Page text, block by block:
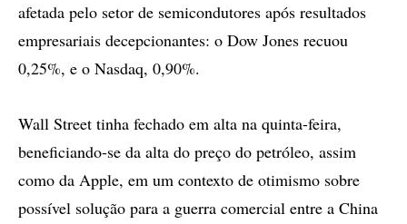
afetada pelo setor de semicondutores após resultados
empresariais decepcionantes: o Dow Jones recuou
0,25%, e o Nasdaq, 0,90%.
Wall Street tinha fechado em alta na quinta-feira,
beneficiando-se da alta do preço do petróleo, assim
como da Apple, em um contexto de otimismo sobre
possível solução para a guerra comercial entre a China